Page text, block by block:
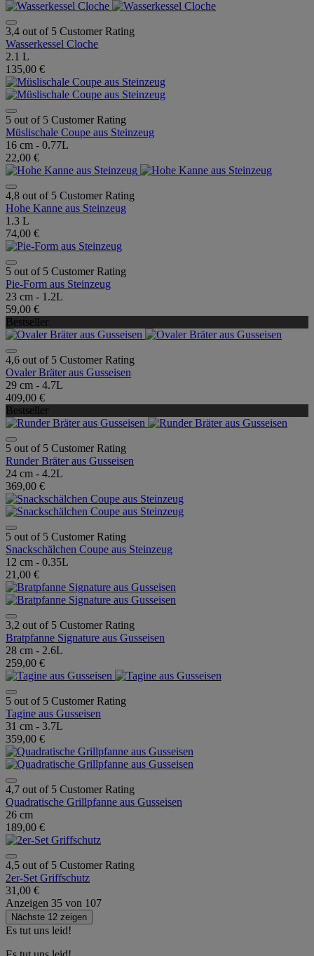
3,4 out of 5 Customer Rating
Wasserkessel Cloche
2.1 L
135,00 €
5 out of 5 Customer Rating
Müslischale Coupe aus Steinzeug
16 cm - 0.77L
22,00 €
4,8 out of 5 Customer Rating
Hohe Kanne aus Steinzeug
1.3 L
74,00 €
5 out of 5 Customer Rating
Pie-Form aus Steinzeug
23 cm - 1.2L
59,00 €
Bestseller
4,6 out of 5 Customer Rating
Ovaler Bräter aus Gusseisen
29 cm - 4.7L
409,00 €
Bestseller
5 out of 5 Customer Rating
Runder Bräter aus Gusseisen
24 cm - 4.2L
369,00 €
5 out of 5 Customer Rating
Snackschälchen Coupe aus Steinzeug
12 cm - 0.35L
21,00 €
3,2 out of 5 Customer Rating
Bratpfanne Signature aus Gusseisen
28 cm - 2.6L
259,00 €
5 out of 5 Customer Rating
Tagine aus Gusseisen
31 cm - 3.7L
359,00 €
4,7 out of 5 Customer Rating
Quadratische Grillpfanne aus Gusseisen
26 cm
189,00 €
4,5 out of 5 Customer Rating
2er-Set Griffschutz
31,00 €
Anzeigen 35 von 107
Nächste 12 zeigen
Es tut uns leid!